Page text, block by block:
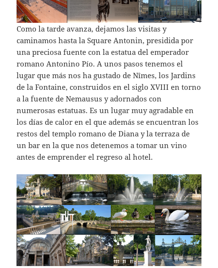
Como la tarde avanza, dejamos las visitas y
caminamos hasta la Square Antonin, presidida por
una preciosa fuente con la estatua del emperador
romano Antonino Pío. A unos pasos tenemos el
lugar que más nos ha gustado de Nîmes, los Jardins
de la Fontaine, construidos en el siglo XVIII en torno
a la fuente de Nemausus y adornados con
numerosas estatuas. Es un lugar muy agradable en
los días de calor en el que además se encuentran los
restos del templo romano de Diana y la terraza de
un bar en la que nos detenemos a tomar un vino
antes de emprender el regreso al hotel.